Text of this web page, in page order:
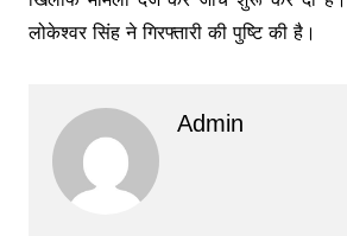
लोकेश्वर सिंह ने गिरफ्तारी की पुष्टि की है।
Admin